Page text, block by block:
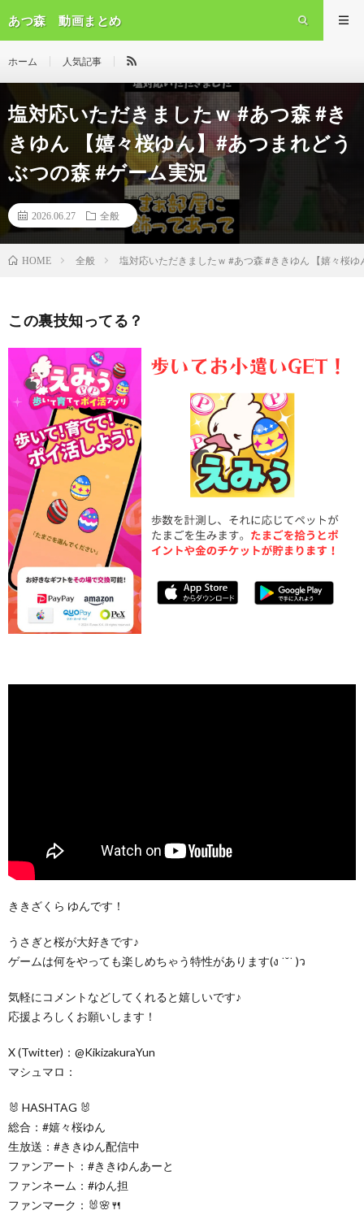
あつ森 動画まとめ
ホーム 人気記事
塩対応いただきましたｗ #あつ森 #き
きゆん 【嬉々桜ゆん】#あつまれどう
ぶつの森 #ゲーム実況
2026.06.27 全般
HOME 全般 塩対応いただきましたｗ #あつ森 #ききゆん 【嬉々桜
この裏技知ってる？
ききざくら ゆんです！
うさぎと桜が大好きです♪
ゲームは何をやっても楽しめちゃう特性があります(ง ˙˘˙ )ว
気軽にコメントなどしてくれると嬉しいです♪
応援よろしくお願いします！
X (Twitter)：@KikizakuraYun
マシュマロ：
🐰 HASHTAG 🐰
総合：#嬉々桜ゆん
生放送：#ききゆん配信中
ファンアート：#ききゆんあーと
ファンネーム：#ゆん担
ファンマーク：🐰🌸🍴